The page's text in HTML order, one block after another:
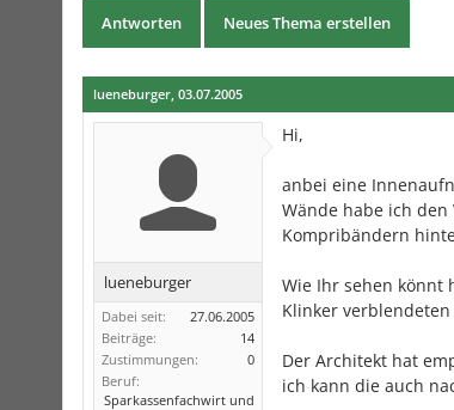
Antworten Neues Thema erstellen
lueneburger, 03.07.2005
lueneburger
Dabei seit:
27.06.2005
Beiträge:
14
Zustimmungen:
0
Beruf:
Sparkassenfachwirt und
Hi,
anbei eine
Wände habe ich
Kompribändern
Wie Ihr sehen könnt
Klinker
Der Architekt hat
ich kann die auch